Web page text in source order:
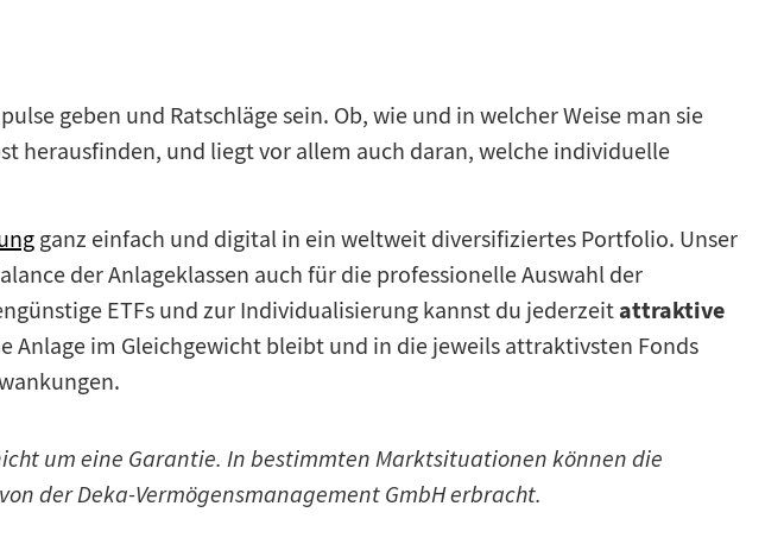
geben und Ratschläge sein. Ob, wie und in welcher Weise man sie
herausfinden, und liegt vor allem auch daran, welche individuelle
ganz einfach und digital in ein weltweit diversifiziertes Portfolio. Unser
der Anlageklassen auch für die professionelle Auswahl der
ETFs und zur Individualisierung kannst du jederzeit attraktive
Anlage im Gleichgewicht bleibt und in die jeweils attraktivsten Fonds
um eine Garantie. In bestimmten Marktsituationen können die
der Deka-Vermögensmanagement GmbH erbracht.